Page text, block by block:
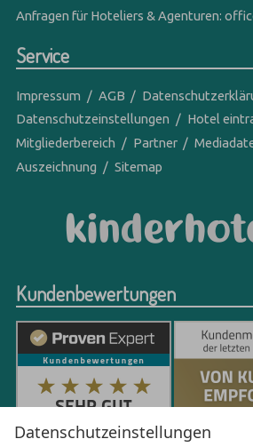
Datenschutzeinstellungen
Anfragen für Hoteliers & Agenturen:
Service
Impressum AGB
Datenschutzeinstellungen
Hotel
Mitgliederbereich
Partner
Auszeichnung
Sitemap
Kundenbewertungen